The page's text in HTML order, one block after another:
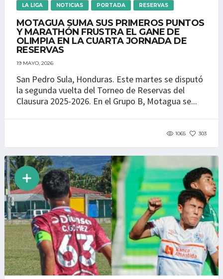
LA LIGA NOTICIAS PORTADA RESERVAS
MOTAGUA SUMA SUS PRIMEROS PUNTOS
Y MARATHÓN FRUSTRA EL GANE DE
OLIMPIA EN LA CUARTA JORNADA DE
RESERVAS
19 MAYO, 2026
San Pedro Sula, Honduras. Este martes se disputó
la segunda vuelta del Torneo de Reservas del
Clausura 2025-2026. En el Grupo B, Motagua se...
1065 303